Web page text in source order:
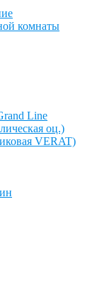
комнаты
Line
оц.)
VERAT)